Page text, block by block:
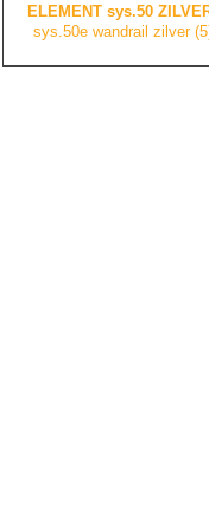
ELEMENT sys.50
sys.50e wandrail zilver